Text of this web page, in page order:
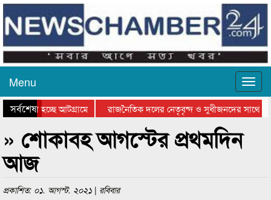
Menu
সর্বশেষহচ্ছে আটগ্রামে
রাজনৈতিক দলের নেতৃবৃন্দ ও সুধীজনদের সাথে
সিলেটে বাংলাদেশ গ্রুপ থিয়েটার ফেডারেশানের
» শোকাবহ আগস্টের প্রথমদিন
আজ
প্রকাশিত: ০১. আগস্ট. ২০২১ | রবিবার